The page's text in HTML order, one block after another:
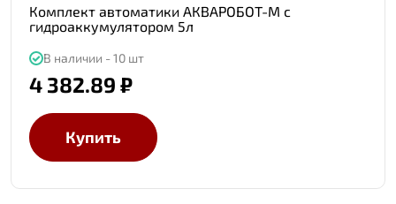
Комплект автоматики АКВАРОБОТ-М c
гидроаккумулятором 5л
В наличии - 10 шт
4 382.89 ₽
Купить